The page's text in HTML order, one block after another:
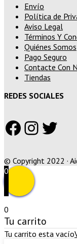
Envío
Política de
Aviso Legal
Términos Y
Quiénes Somos
Pago Seguro
Contacte Con
Tiendas
REDES SOCIALES
Facebook
© Copyright 2022 ·
0
0
Tu carrito
Tu carrito esta vacío